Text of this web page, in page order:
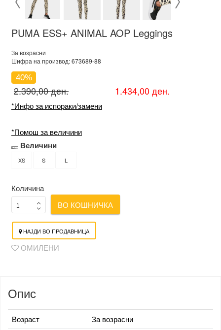
PUMA ESS+ ANIMAL AOP Leggings
За возрасни
Шифра на производ: 673689-88
40%
2.390,00 ден. 1.434,00 ден.
*Инфо за испораки/замени
*Помош за величини
Величини
XS S L
Количина
ВО КОШНИЧКА
НАЈДИ ВО ПРОДАВНИЦА
ОМИЛЕНИ
Опис
Возраст
За возрасни